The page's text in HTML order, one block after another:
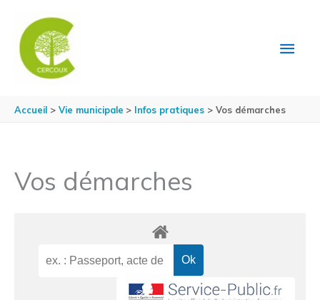
Accueil Vie municipale Infos pratiques Vos démarches
Vos démarches